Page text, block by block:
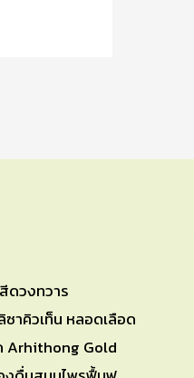
ดวงทวาร
ซาคิวเท็น หลอดเลือด
Arhithong Gold